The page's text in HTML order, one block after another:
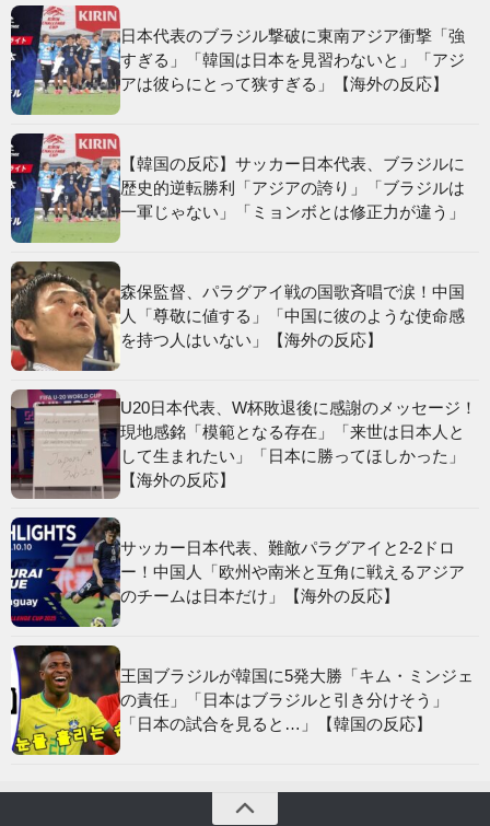
日本代表のブラジル撃破に東南アジア衝撃「強
すぎる」「韓国は日本を見習わないと」「アジ
アは彼らにとって狭すぎる」【海外の反応】
【韓国の反応】サッカー日本代表、ブラジルに
歴史的逆転勝利「アジアの誇り」「ブラジルは
一軍じゃない」「ミョンボとは修正力が違う」
森保監督、パラグアイ戦の国歌斉唱で涙！中国
人「尊敬に値する」「中国に彼のような使命感
を持つ人はいない」【海外の反応】
U20日本代表、W杯敗退後に感謝のメッセージ！
現地感銘「模範となる存在」「来世は日本人と
して生まれたい」「日本に勝ってほしかった」
【海外の反応】
サッカー日本代表、難敵パラグアイと2-2ドロ
ー！中国人「欧州や南米と互角に戦えるアジア
のチームは日本だけ」【海外の反応】
王国ブラジルが韓国に5発大勝「キム・ミンジェ
の責任」「日本はブラジルと引き分けそう」
「日本の試合を見ると…」【韓国の反応】